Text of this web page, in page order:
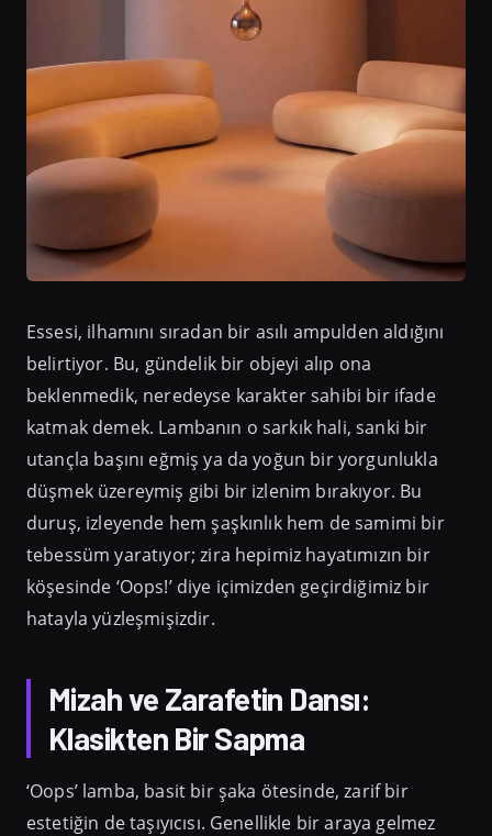
Essesi, ilhamını sıradan bir asılı ampulden aldığını
belirtiyor. Bu, gündelik bir objeyi alıp ona
beklenmedik, neredeyse karakter sahibi bir ifade
katmak demek. Lambanın o sarkık hali, sanki bir
utançla başını eğmiş ya da yoğun bir yorgunlukla
düşmek üzereymiş gibi bir izlenim bırakıyor. Bu
duruş, izleyende hem şaşkınlık hem de samimi bir
tebessüm yaratıyor; zira hepimiz hayatımızın bir
köşesinde ‘Oops!’ diye içimizden geçirdiğimiz bir
hatayla yüzleşmişizdir.
Mizah ve Zarafetin Dansı:
Klasikten Bir Sapma
‘Oops’ lamba, basit bir şaka ötesinde, zarif bir
estetiğin de taşıyıcısı. Genellikle bir araya gelmez